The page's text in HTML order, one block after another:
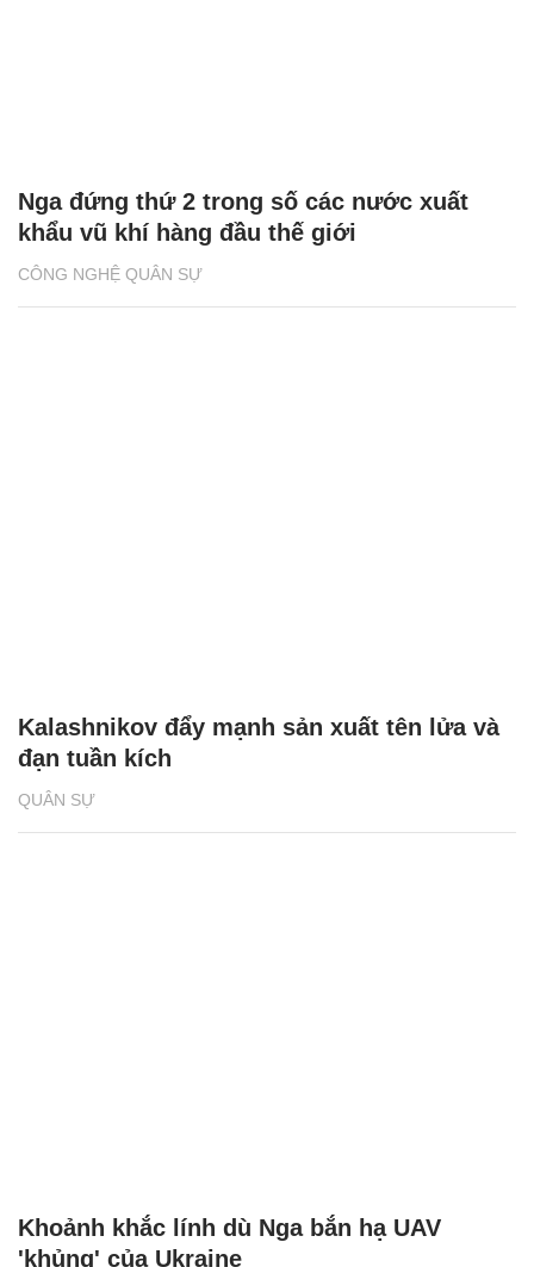
CÔNG NGHỆ QUÂN SỰ
Nga đứng thứ 2 trong số các nước xuất
khẩu vũ khí hàng đầu thế giới
QUÂN SỰ
Kalashnikov đẩy mạnh sản xuất tên lửa và
đạn tuần kích
Khoảnh khắc lính dù Nga bắn hạ UAV
'khủng' của Ukraine